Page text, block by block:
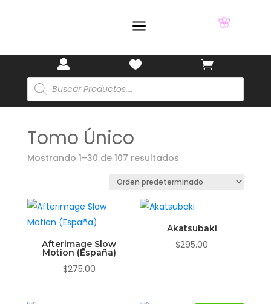
a
 

Búsqueda
de
productos
Tomo Único
Mostrando 1–30 de 107 resultados
Afterimage Slow
Motion (España)
$275.00
Akatsubaki
$295.00
✨